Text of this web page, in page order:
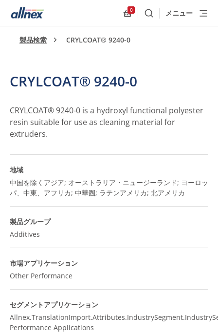
0
検索 メニュー
製品検索 CRYLCOAT® 9240-0
CRYLCOAT® 9240-0
CRYLCOAT® 9240-0 is a hydroxyl functional polyester
resin suitable for use as cleaning material for
extruders.
地域
中国を除くアジア; オーストラリア・ニュージーランド; ヨーロッ
パ、中東、アフリカ; 中華圏; ラテンアメリカ; 北アメリカ
製品グループ
Additives
市場アプリケーション
Other Performance
セグメントアプリケーション
Performance Applications